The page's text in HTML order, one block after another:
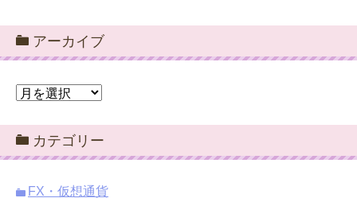
アーカイブ
ア
カ
イ
ブ
カテゴリー
FX・仮想通貨